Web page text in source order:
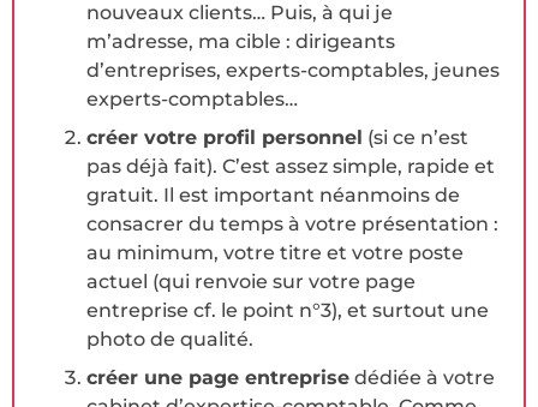
nouveaux clients… Puis, à qui je
m’adresse, ma cible : dirigeants
d’entreprises, experts-comptables, jeunes
experts-comptables…
créer votre profil personnel (si ce n’est
pas déjà fait). C’est assez simple, rapide et
gratuit. Il est important néanmoins de
consacrer du temps à votre présentation :
au minimum, votre titre et votre poste
actuel (qui renvoie sur votre page
entreprise cf. le point n°3), et surtout une
photo de qualité.
créer une page entreprise dédiée à votre